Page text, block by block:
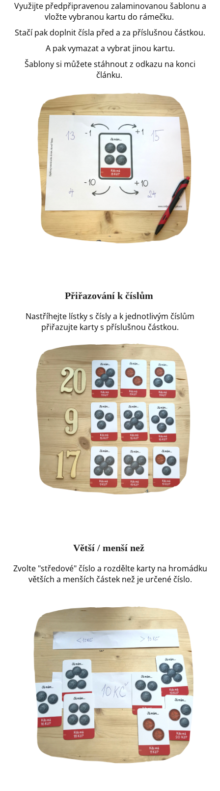
Využijte předpřipravenou zalaminovanou šablonu a
vložte vybranou kartu do rámečku.
Stačí pak doplnit čísla před a za příslušnou částkou.
A pak vymazat a vybrat jinou kartu.
Šablony si můžete stáhnout z odkazu na konci
článku.
Přiřazování k číslům
Nastříhejte lístky s číslya k jednotlivým číslům
přiřazujte karty s příslušnou částkou.
Větší / menší než
Zvolte "středové" číslo a rozdělte karty na hromádku
větších a menších částek než je určené číslo.